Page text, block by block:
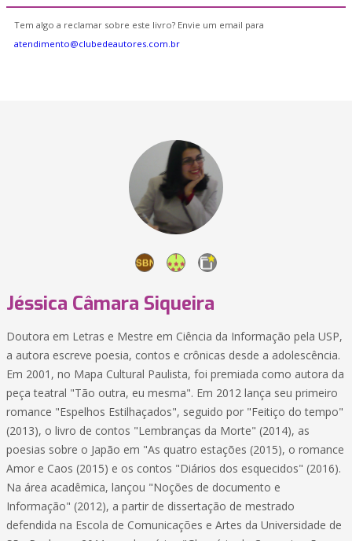
Tem algo a reclamar sobre este livro? Envie um email para
atendimento@clubedeautores.com.br
Jéssica Câmara Siqueira
Doutora em Letras e Mestre em Ciência da Informação pela USP,
a autora escreve poesia, contos e crônicas desde a adolescência.
Em 2001, no Mapa Cultural Paulista, foi premiada como autora da
peça teatral "Tão outra, eu mesma". Em 2012 lança seu primeiro
romance "Espelhos Estilhaçados", seguido por "Feitiço do tempo"
(2013), o livro de contos "Lembranças da Morte" (2014), as
poesias sobre o Japão em "As quatro estações (2015), o romance
Amor e Caos (2015) e os contos "Diários dos esquecidos" (2016).
Na área acadêmica, lançou "Noções de documento e
Informação" (2012), a partir de dissertação de mestrado
defendida na Escola de Comunicações e Artes da Universidade de